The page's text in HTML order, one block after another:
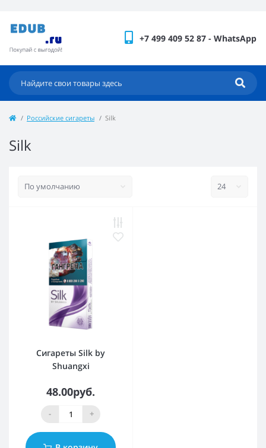
+7 499 409 52 87 - WhatsApp
Российские сигареты Silk
Silk
Сигареты Silk by
Shuangxi
48.00руб.
- +